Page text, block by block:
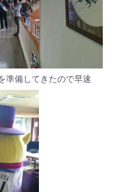
準備してきたので早速